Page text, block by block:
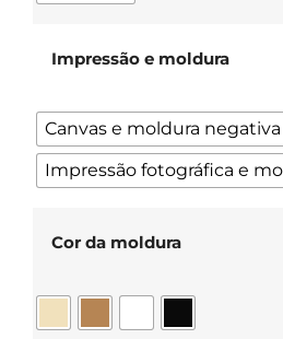
Impressão e moldura
Canvas e moldura negativa
Impressão fotográfica e
Cor da moldura